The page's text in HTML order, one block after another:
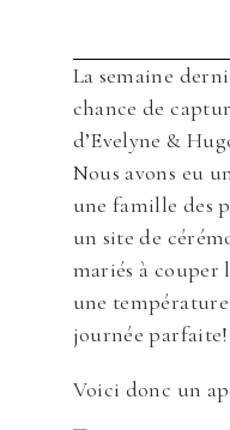
La semaine
chance de
d’Evelyne &
Nous avons eu
une famille des
un site de
mariés à couper
une
journée parfaite!
Voici donc un